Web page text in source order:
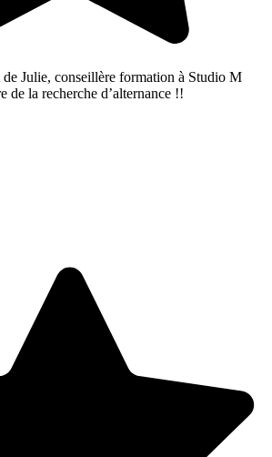
Julie, conseillère formation à Studio M
de la recherche d’alternance !!